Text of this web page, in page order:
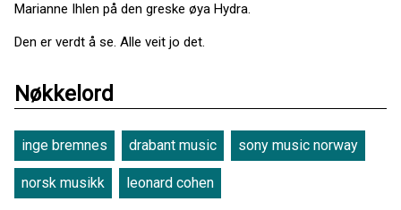
Marianne Ihlen på den greske øya Hydra.
Den er verdt å se. Alle veit jo det.
Nøkkelord
inge bremnes drabant music sony music norway
norsk musikk leonard cohen